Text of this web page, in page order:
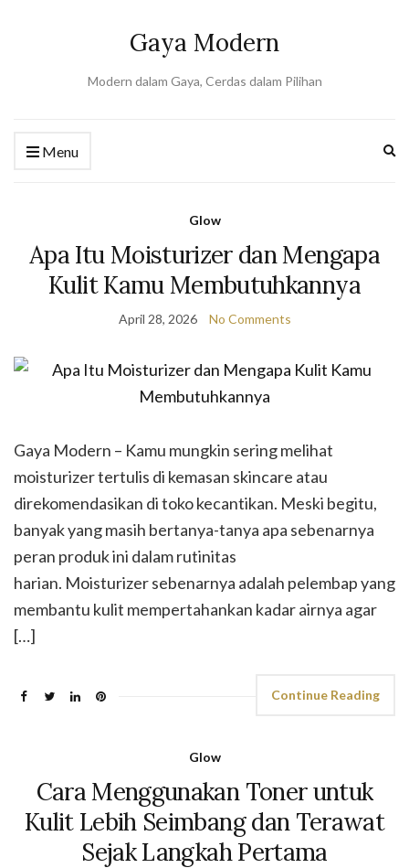
Gaya Modern
Modern dalam Gaya, Cerdas dalam Pilihan
Menu
Glow
Apa Itu Moisturizer dan Mengapa
Kulit Kamu Membutuhkannya
April 28, 2026 No Comments
Gaya Modern – Kamu mungkin sering melihat
moisturizer tertulis di kemasan skincare atau
direkomendasikan di toko kecantikan. Meski begitu,
banyak yang masih bertanya-tanya apa sebenarnya
peran produk ini dalam rutinitas
harian. Moisturizer sebenarnya adalah pelembap yang
membantu kulit mempertahankan kadar airnya agar
[…]
Continue Reading
Glow
Cara Menggunakan Toner untuk
Kulit Lebih Seimbang dan Terawat
Sejak Langkah Pertama